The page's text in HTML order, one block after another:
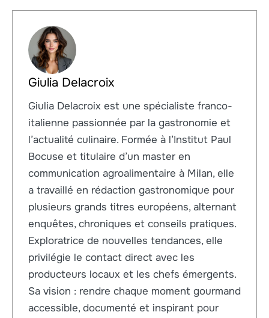
Giulia Delacroix
Giulia Delacroix est une spécialiste franco-
italienne passionnée par la gastronomie et
l’actualité culinaire. Formée à l’Institut Paul
Bocuse et titulaire d’un master en
communication agroalimentaire à Milan, elle
a travaillé en rédaction gastronomique pour
plusieurs grands titres européens, alternant
enquêtes, chroniques et conseils pratiques.
Exploratrice de nouvelles tendances, elle
privilégie le contact direct avec les
producteurs locaux et les chefs émergents.
Sa vision : rendre chaque moment gourmand
accessible, documenté et inspirant pour